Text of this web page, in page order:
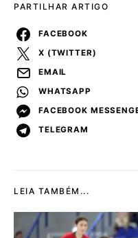
PARTILHAR ARTIGO
FACEBOOK
X (TWITTER)
EMAIL
WHATSAPP
FACEBOOK
TELEGRAM
LEIA TAMBÉM...